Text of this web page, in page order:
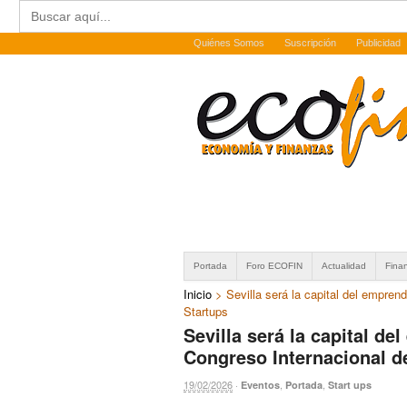
Buscar:
Quiénes Somos Suscripción Publicidad
Portada Foro ECOFIN Actualidad
Inicio > Sevilla será la capital del
Startups
Sevilla será la capital
Congreso Internacional
19/02/2026 · Eventos Portada Start ups